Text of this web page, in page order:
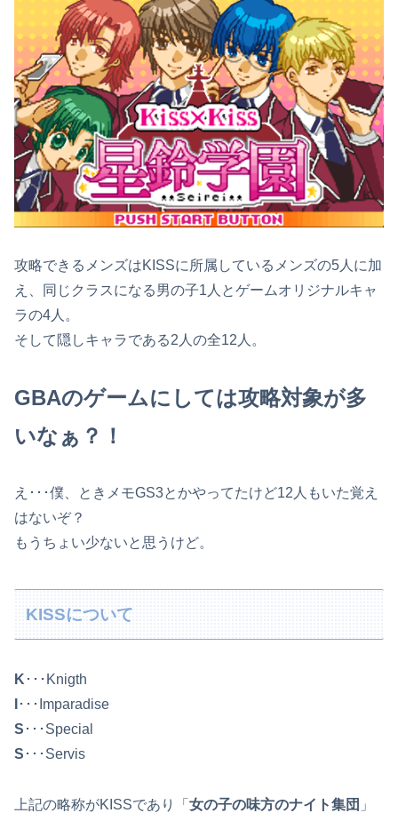
攻略できるメンズはKISSに所属しているメンズの5人に加
え、
同じクラスになる男の子1人とゲームオリジナルキャ
ラの4人。
そして隠しキャラである2人の全12人。
GBAのゲームにしては攻略対象が多
いなぁ？！
え･･･僕、ときメモGS3とかやってたけど12人もいた覚え
はないぞ？
もうちょい少ないと思うけど。
KISSについて
K ･･･Knigth
･･･Imparadise
S ･･･Special
S ･･･Servis
上記の略称がKISSであり「 女の子の味方のナイト集団 」